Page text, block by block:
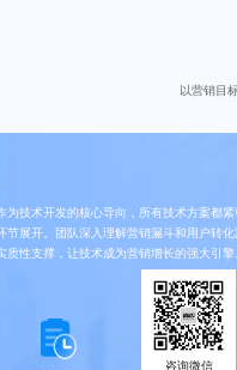
以营销目
为技术开发的核心导向，所有技术方案都
节展开。团队深入理解营销漏斗和用户转
质性支撑，让技术成为营销增长的强大引擎